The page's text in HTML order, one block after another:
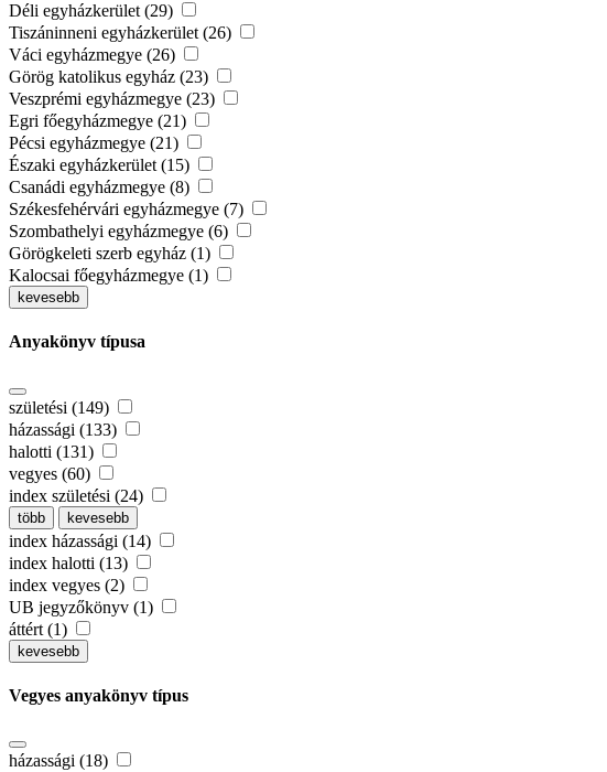
Déli egyházkerület (29)
Tiszáninneni egyházkerület (26)
Váci egyházmegye (26)
Görög katolikus egyház (23)
Veszprémi egyházmegye (23)
Egri főegyházmegye (21)
Pécsi egyházmegye (21)
Északi egyházkerület (15)
Csanádi egyházmegye (8)
Székesfehérvári egyházmegye (7)
Szombathelyi egyházmegye (6)
Görögkeleti szerb egyház (1)
Kalocsai főegyházmegye (1)
kevesebb
Anyakönyv típusa
születési (149)
házassági (133)
halotti (131)
vegyes (60)
index születési (24)
több kevesebb
index házassági (14)
index halotti (13)
index vegyes (2)
UB jegyzőkönyv (1)
áttért (1)
kevesebb
Vegyes anyakönyv típus
házassági (18)